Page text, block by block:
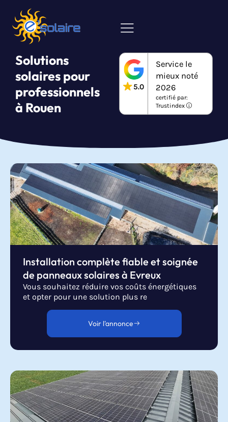
Solutions
solaires pour
professionnels
à Rouen
5.0
Service le
mieux noté
2026
certifié par:
Trustindex
Installation complète fiable et soignée
de panneaux solaires à Evreux
Vous souhaitez réduire vos coûts énergétiques
et opter pour une solution plus re
Voir l'annonce